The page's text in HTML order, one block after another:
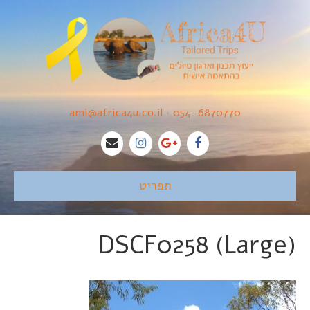
054-6870770
•
ami@africa4u.co.il
תפריט
DSCF0258 (Large)